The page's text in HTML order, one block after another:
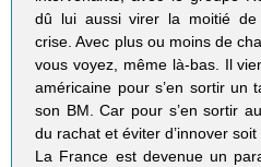
dû lui aussi virer la moitié
crise. Avec plus ou moins de
vous voyez, même là-bas. Il
américaine pour s’en sortir un
son BM. Car pour s’en sortir
du rachat et éviter d’innover
La France est devenue un